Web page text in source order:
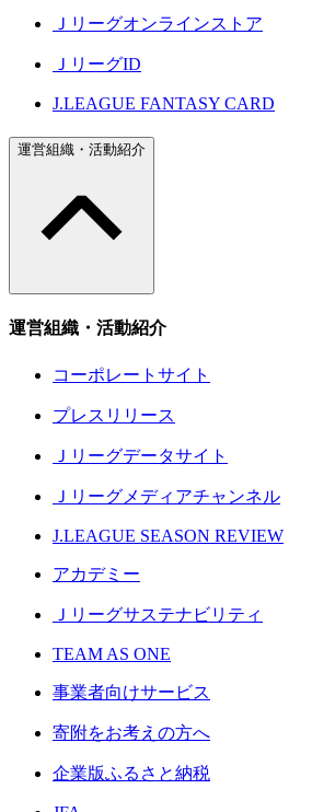
Ｊリーグオンラインストア
ＪリーグID
J.LEAGUE FANTASY CARD
運営組織・活動紹介
運営組織・活動紹介
コーポレートサイト
プレスリリース
Ｊリーグデータサイト
Ｊリーグメディアチャンネル
J.LEAGUE SEASON REVIEW
アカデミー
Ｊリーグサステナビリティ
TEAM AS ONE
事業者向けサービス
寄附をお考えの方へ
企業版ふるさと納税